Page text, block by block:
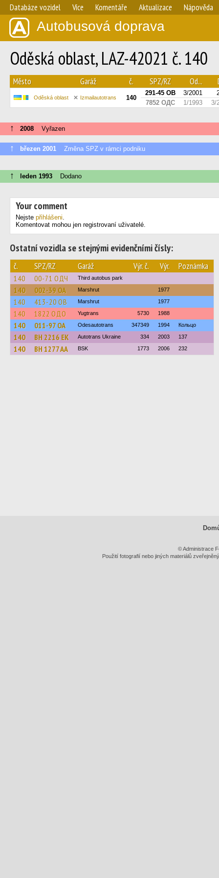
Databáze vozidel Více Komentáře Aktualizace Nápověda
Autobusová doprava
Oděská oblast, LAZ-42021 č. 140
Město Garáž č. SPZ/RZ Od...
Oděská oblast Izmailautotrans 140
291-45 ОВ 3/2001
7852 ОДС
1/1993 3/
↑ 2008 Vyřazen
↑ březen 2001 Změna SPZ v rámci podniku
↑ leden 1993 Dodano
Your comment
Nejste přihlášeni.
Komentovat mohou jen registrovaní uživatelé.
Ostatní vozidla se stejnými evidenčními čísly:
č. SPZ/RZ Garáž Výr. č. Výr. Poznámka
140 00-71 ОДЧ Third autobus park
140 002-39 ОА Marshrut 1977
140 413-20 ОВ Marshrut 1977
140 1822 ОДО Yugtrans 5730 1988
140 011-97 ОА Odesautotrans 347349 1994 Кольцо
140 BH 2216 EK Autotrans Ukraine 334 2003 137
140 BH 1277 AA BSK 1773 2006 232
© Administrace
Použití fotografií nebo jiných materiálů